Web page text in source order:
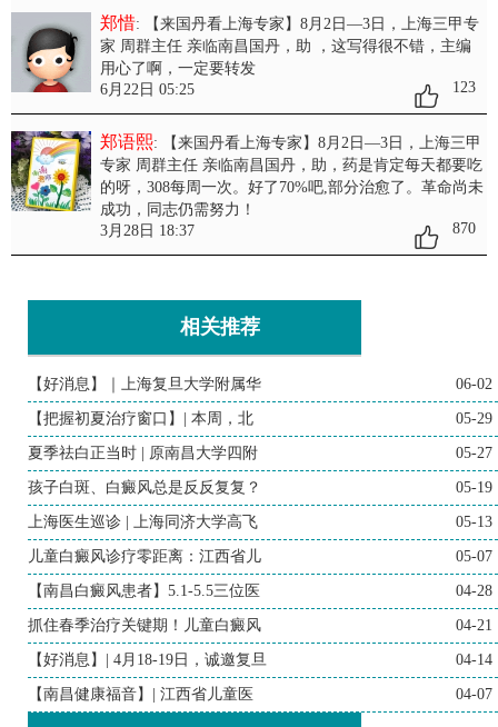
郑惜: 【来国丹看上海专家】8月2日—3日，上海三甲专
家 周群主任 亲临南昌国丹，助
，这写得很不错，主编
用心了啊，一定要转发
6月22日 05:25
123
郑语熙: 【来国丹看上海专家】8月2日—3日，上海三甲
专家 周群主任 亲临南昌国丹，助 ，药是肯定每天都要吃
的呀，308每周一次。好了70%吧,部分治愈了。革命尚未
成功，同志仍需努力！
3月28日 18:37
870
相关推荐
【好消息】｜上海复旦大学附属华 06-02
【把握初夏治疗窗口】| 本周，北 05-29
夏季祛白正当时 | 原南昌大学四附 05-27
孩子白斑、白癜风总是反反复复？ 05-19
上海医生巡诊 | 上海同济大学高飞 05-13
儿童白癜风诊疗零距离：江西省儿 05-07
【南昌白癜风患者】5.1-5.5三位医 04-28
抓住春季治疗关键期！儿童白癜风 04-21
【好消息】| 4月18-19日，诚邀复旦 04-14
【南昌健康福音】| 江西省儿童医 04-07